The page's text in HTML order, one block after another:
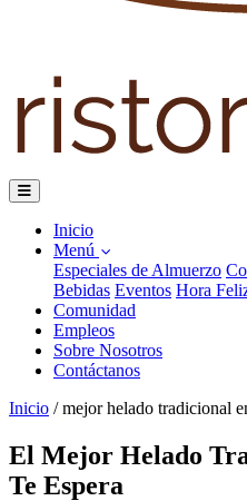
Inicio
Menú
Especiales de Almuerzo
Bebidas Eventos Hora
Comunidad
Empleos
Sobre Nosotros
Contáctanos
Inicio / mejor helado tradicional
El Mejor Helado
Te Espera